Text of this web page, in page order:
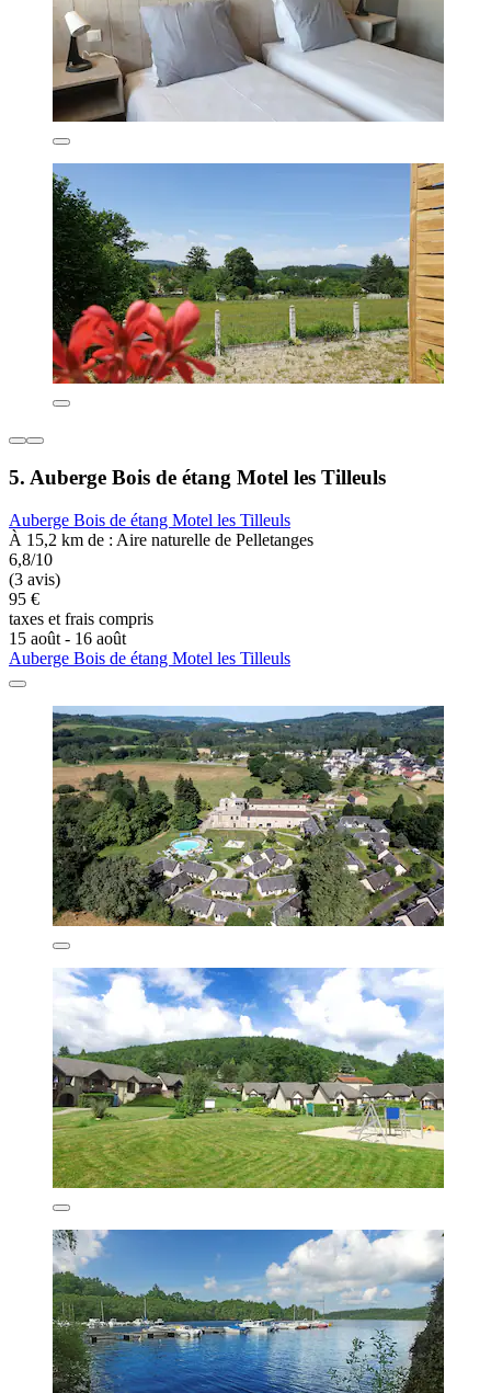
5. Auberge Bois de étang Motel les Tilleuls
Auberge Bois de étang Motel les Tilleuls
À 15,2 km de : Aire naturelle de Pelletanges
6,8/10
(3 avis)
95 €
taxes et frais compris
15 août - 16 août
Auberge Bois de étang Motel les Tilleuls